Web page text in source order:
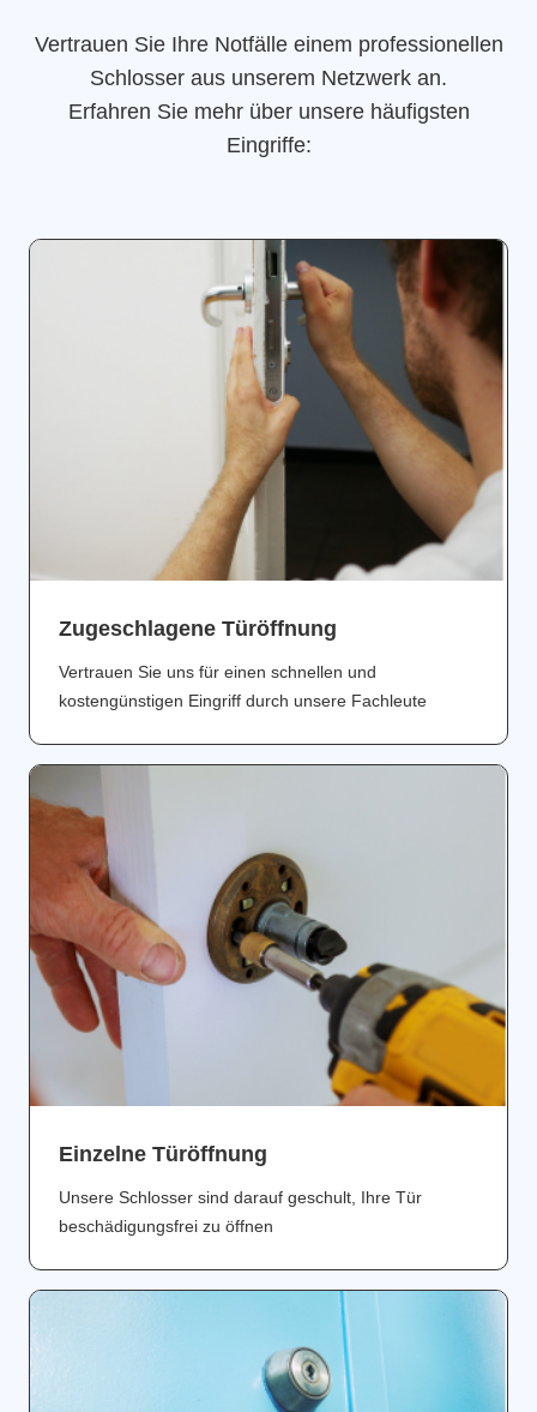
Vertrauen Sie Ihre Notfälle einem professionellen
Schlosser aus unserem Netzwerk an.
Erfahren Sie mehr über unsere häufigsten
Eingriffe:
Zugeschlagene Türöffnung
Vertrauen Sie uns für einen schnellen und
kostengünstigen Eingriff durch unsere Fachleute
Einzelne Türöffnung
Unsere Schlosser sind darauf geschult, Ihre Tür
beschädigungsfrei zu öffnen